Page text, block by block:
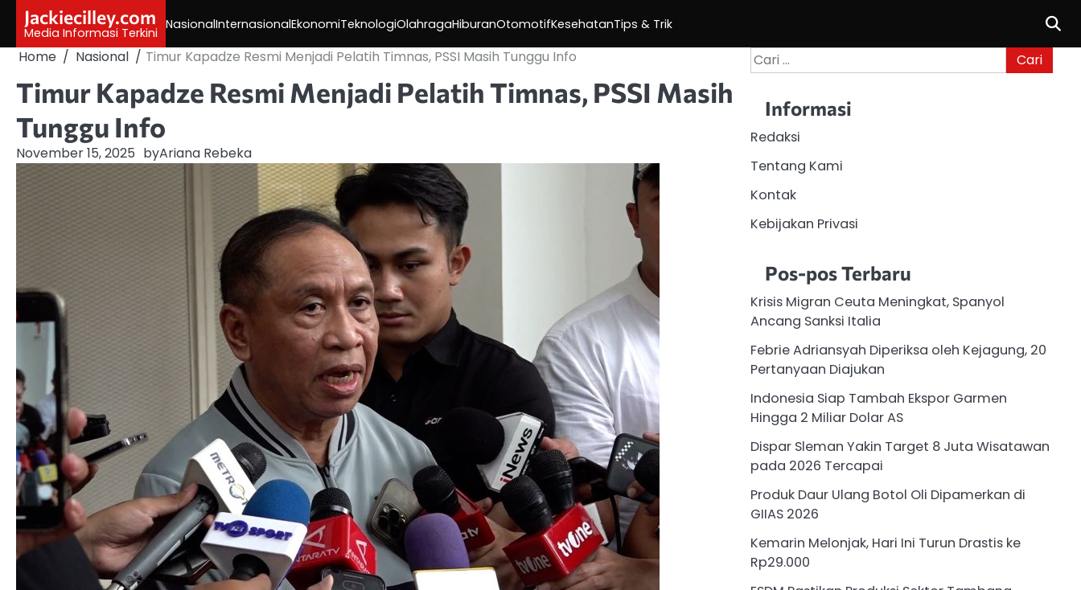
content
Jackiecilley.com
Media Informasi Terkini
NasionalInternasionalEkonomiTeknologiOlahragaHiburanOtomotifKesehatanTips & Trik
Home Nasional Timur Kapadze Resmi Menjadi Pelatih Timnas, PSSI Masih Tunggu Info
Timur Kapadze Resmi Menjadi Pelatih Timnas, PSSI Masih
Tunggu Info
November 15, 2025 byAriana Rebeka
Cari
untuk:
Informasi
Redaksi
Tentang Kami
Kontak
Kebijakan Privasi
Pos-pos Terbaru
Krisis Migran Ceuta Meningkat, Spanyol
Ancang Sanksi Italia
Febrie Adriansyah Diperiksa oleh Kejagung, 20
Pertanyaan Diajukan
Indonesia Siap Tambah Ekspor Garmen
Hingga 2 Miliar Dolar AS
Dispar Sleman Yakin Target 8 Juta Wisatawan
pada 2026 Tercapai
Produk Daur Ulang Botol Oli Dipamerkan di
GIIAS 2026
Kemarin Melonjak, Hari Ini Turun Drastis ke
Rp29.000